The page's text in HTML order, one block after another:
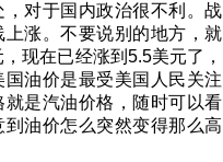
对于国内政治很不利。战
涨。不要说别的地方，就
现在已经涨到5.5美元了，
油价是最受美国人民关注
是汽油价格，随时可以看
油价怎么突然变得那么高